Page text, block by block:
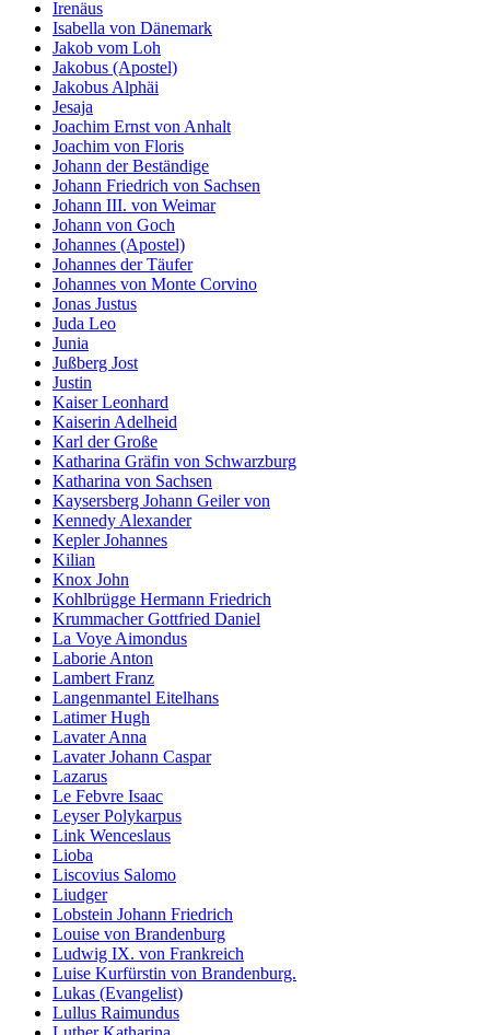
Irenäus
Isabella von Dänemark
Jakob vom Loh
Jakobus (Apostel)
Jakobus Alphäi
Jesaja
Joachim Ernst von Anhalt
Joachim von Floris
Johann der Beständige
Johann Friedrich von Sachsen
Johann III. von Weimar
Johann von Goch
Johannes (Apostel)
Johannes der Täufer
Johannes von Monte Corvino
Jonas Justus
Juda Leo
Junia
Jußberg Jost
Justin
Kaiser Leonhard
Kaiserin Adelheid
Karl der Große
Katharina Gräfin von Schwarzburg
Katharina von Sachsen
Kaysersberg Johann Geiler von
Kennedy Alexander
Kepler Johannes
Kilian
Knox John
Kohlbrügge Hermann Friedrich
Krummacher Gottfried Daniel
La Voye Aimondus
Laborie Anton
Lambert Franz
Langenmantel Eitelhans
Latimer Hugh
Lavater Anna
Lavater Johann Caspar
Lazarus
Le Febvre Isaac
Leyser Polykarpus
Link Wenceslaus
Lioba
Liscovius Salomo
Liudger
Lobstein Johann Friedrich
Louise von Brandenburg
Ludwig IX. von Frankreich
Luise Kurfürstin von Brandenburg.
Lukas (Evangelist)
Lullus Raimundus